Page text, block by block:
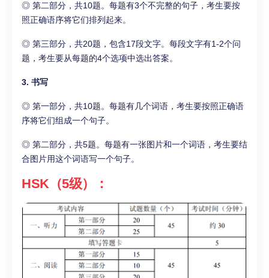
◎ 第二部分，共10题。每题有3个不完整的句子，考生要按
照正确语序将它们排列起来。
◎ 第三部分，共20题，包含17段文字。每段文字有1-2个问
题，考生要从每题的4个选项中选出答案。
3. 书写
◎ 第一部分，共10题。每题有几个词语，考生要按照正确语
序将它们组成一个句子。
◎ 第二部分，共5题。每题有一张图片和一个词语，考生要结
合图片用这个词语写一个句子。
HSK（5级）：